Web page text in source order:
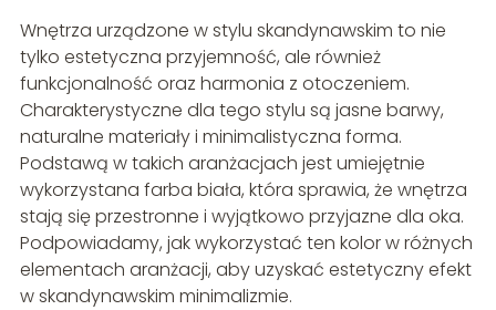
Wnętrza urządzone w stylu skandynawskim to nie
tylko estetyczna przyjemność, ale również
funkcjonalność oraz harmonia z otoczeniem.
Charakterystyczne dla tego stylu są jasne barwy,
naturalne materiały i minimalistyczna forma.
Podstawą w takich aranżacjach jest umiejętnie
wykorzystana farba biała, która sprawia, że wnętrza
stają się przestronne i wyjątkowo przyjazne dla oka.
Podpowiadamy, jak wykorzystać ten kolor w różnych
elementach aranżacji, aby uzyskać estetyczny efekt
w skandynawskim minimalizmie.